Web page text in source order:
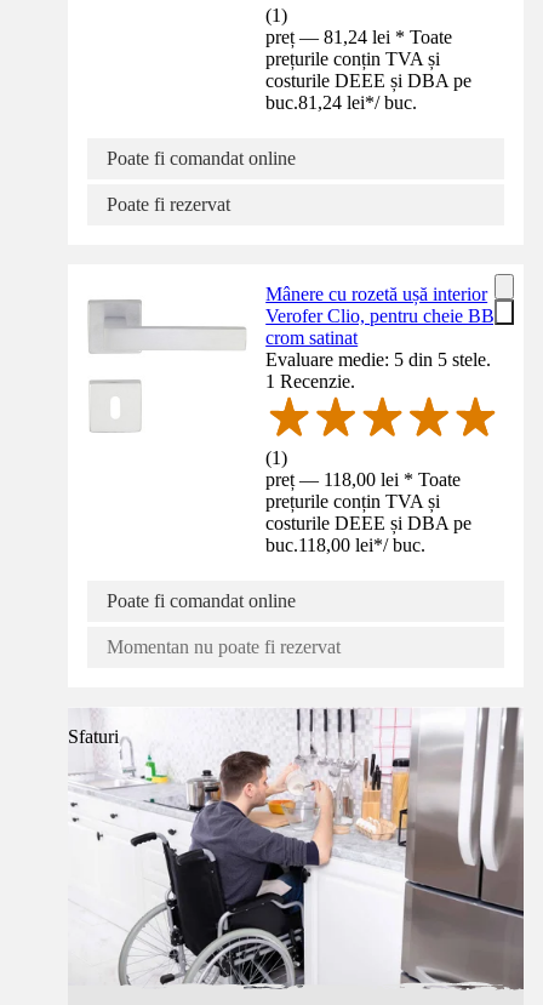
(1)
preț — 81,24 lei * Toate
prețurile conțin TVA și
costurile DEEE și DBA pe
buc.81,24 lei*/ buc.
Poate fi comandat online
Poate fi rezervat
Mânere cu rozetă ușă interior
Verofer Clio, pentru cheie BB,
crom satinat
Evaluare medie: 5 din 5 stele.
1 Recenzie.
(1)
preț — 118,00 lei * Toate
prețurile conțin TVA și
costurile DEEE și DBA pe
buc.118,00 lei*/ buc.
Poate fi comandat online
Momentan nu poate fi rezervat
Sfaturi